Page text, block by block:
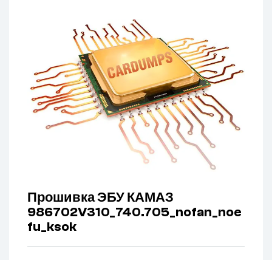
Прошивка ЭБУ КАМАЗ
986702V310_740.705_nofan_noe
fu_ksok